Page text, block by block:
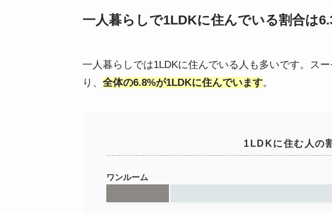
一人暮らしで1LDKに住んでいる割合は
一人暮らしでは1LDKに住んでいる人も多いです。ス
り、 全体の6.8%が1LDKに住んでいます。
1LDKに住む人の
ワンルーム